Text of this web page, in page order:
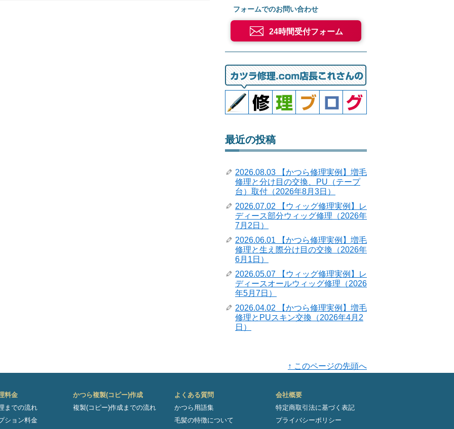
フォームでのお問い合わせ
24時間受付フォーム
最近の投稿
2026.08.03 【かつら修理実例】増毛
修理と分け目の交換、PU（テープ
台）取付（2026年8月3日）
2026.07.02 【ウィッグ修理実例】レ
ディース部分ウィッグ修理（2026年
7月2日）
2026.06.01 【かつら修理実例】増毛
修理と生え際分け目の交換（2026年
6月1日）
2026.05.07 【ウィッグ修理実例】レ
ディースオールウィッグ修理（2026
年5月7日）
2026.04.02 【かつら修理実例】増毛
修理とPUスキン交換（2026年4月2
日）
↑ このページの先頭へ
料金
までの流れ
ション料金
かつら複製(コピー)作成
複製(コピー)作成までの流れ
よくある質問
かつら用語集
毛髪の特徴について
会社概要
特定商取引法に基づく表記
プライバシーポリシー